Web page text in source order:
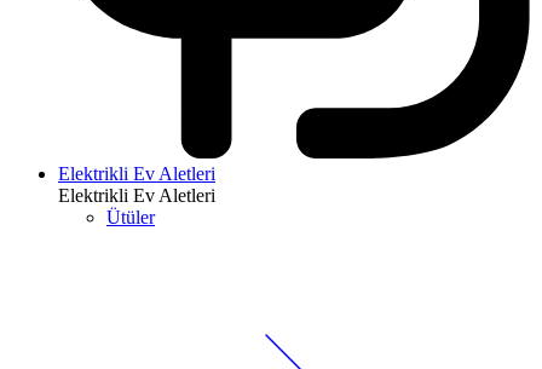
Elektrikli Ev Aletleri
Elektrikli Ev Aletleri
Ütüler